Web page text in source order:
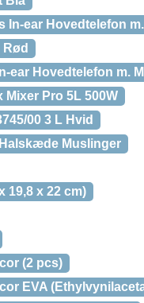
In-ear Hovedtelefon
Rød
ear Hovedtelefon m.
Mixer Pro 5L 500W
00 3 L Hvid
Muslinger
19,8 x 22 cm)
(2 pcs)
EVA